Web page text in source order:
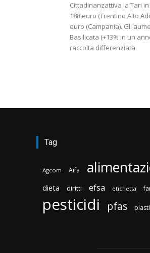
Cittadinanzattiva la Tari
188 euro (Trentino Alto
euro (Campania). Gli
Basilicata (+13% in un
raccolta differenziata
Tag
Agcom Aifa
dieta diritti efsa etichetta
pesticidi pfas